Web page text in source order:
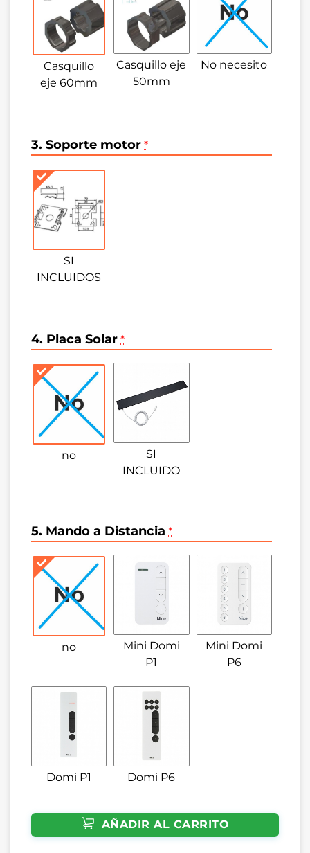
Casquillo
eje 60mm
Casquillo eje
50mm
No necesito
3. Soporte motor *
SI
INCLUIDOS
4. Placa Solar *
no
SI
INCLUIDO
5. Mando a Distancia *
no
Mini Domi
P1
Mini Domi
P6
Domi P1 Domi P6
AÑADIR AL CARRITO